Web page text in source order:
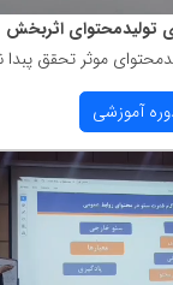
تولیدمحتوای اثربخش
موثر تحقق پبدا
آموزشی